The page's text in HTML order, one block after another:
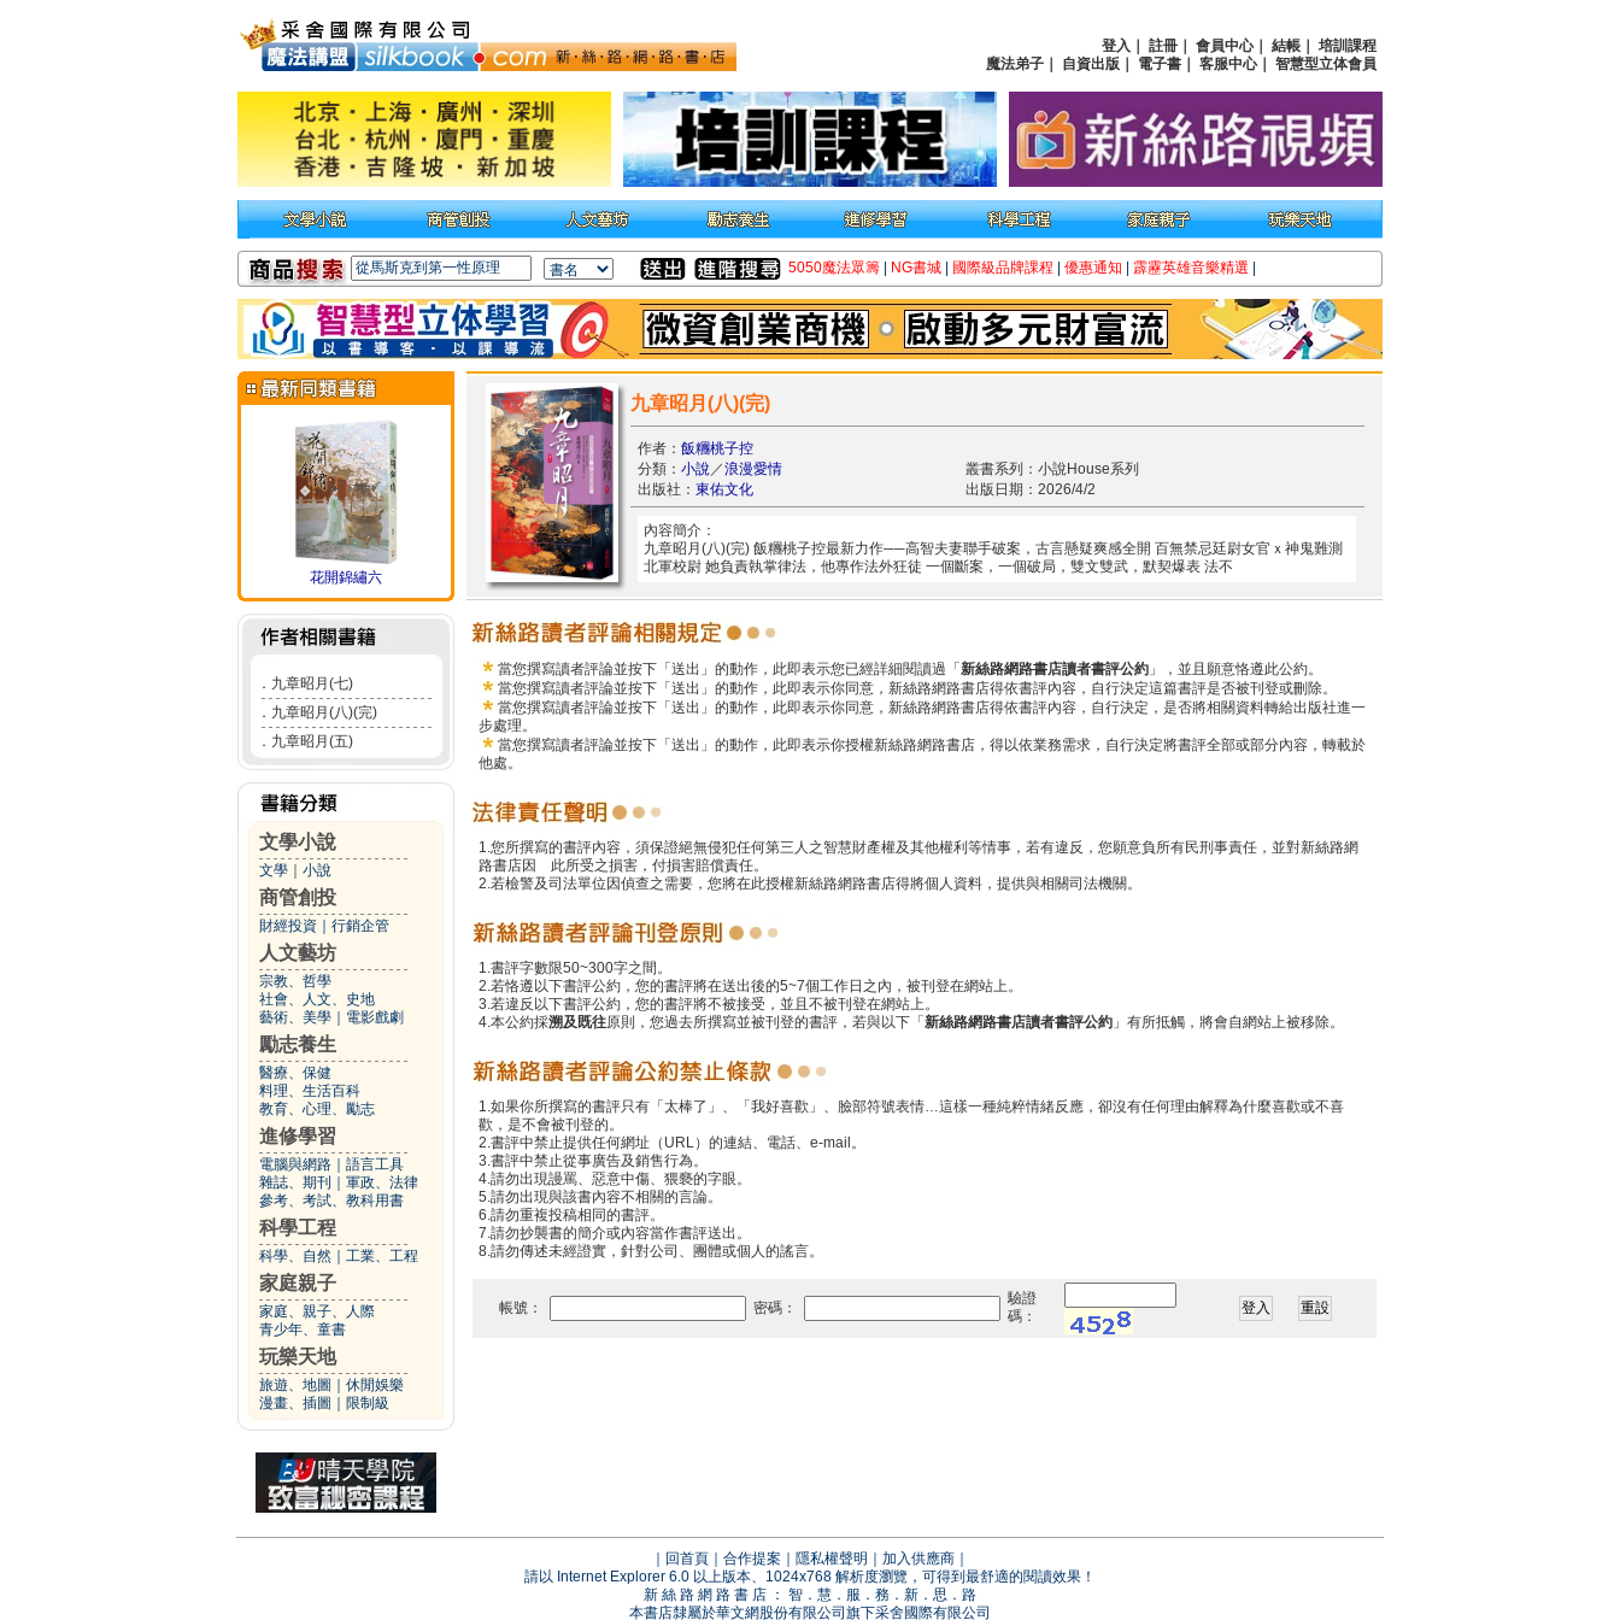
登入 註冊 會員中心｜ 結帳
培訓課程
魔法弟子
自資出版 電子書 客服中心｜ 智慧型立体會員
5050魔法眾籌 NG書城 國際級品牌課程 優惠通知 霹靂英雄音樂精選
花開錦繡六
． 九章昭月(七)
． 九章昭月(八)(完)
． 九章昭月(五)
文學小說
文學 小說
商管創投
財經投資 行銷企管
人文藝坊
宗教、哲學
社會、人文、史地
藝術、美學
電影戲劇
勵志養生
醫療、保健
料理、生活百科
教育、心理、勵志
進修學習
電腦與網路
語言工具
雜誌、期刊
軍政、法律
參考、考試、教科用書
科學工程
科學、自然 工業、工程
家庭親子
家庭、親子、人際
青少年、童書
玩樂天地
旅遊、地圖
休閒娛樂
漫畫、插圖
限制級
九章昭月(八)(完)
作者： 飯糰桃子控
分類： 小說／浪漫愛情
叢書系列：小說House系列
出版社： 東佑文化 出版日期：2026/4/2
內容簡介：
九章昭月(八)(完) 飯糰桃子控最新力作──高智夫妻聯手破案，古言懸疑爽感全開 百無禁忌廷尉女官ｘ神鬼難測
北軍校尉 她負責執掌律法，他專作法外狂徒 一個斷案，一個破局，雙文雙武，默契爆表 法不
當您撰寫讀者評論並按下「送出」的動作，此即表示您已經詳細閱讀過「 新絲路網路書店讀者書評公約 」，並且願意恪遵此公約。
當您撰寫讀者評論並按下「送出」的動作，此即表示你同意，新絲路網路書店得依書評內容，自行決定這篇書評是否被刊登或刪除。
當您撰寫讀者評論並按下「送出」的動作，此即表示你同意，新絲路網路書店得依書評內容，自行決定，是否將相關資料轉給出版社進一
步處理。
當您撰寫讀者評論並按下「送出」的動作，此即表示你授權新絲路網路書店，得以依業務需求，自行決定將書評全部或部分內容，轉載於
他處。
1.您所撰寫的書評內容，須保證絕無侵犯任何第三人之智慧財產權及其他權利等情事，若有違反，您願意負所有民刑事責任，並對新絲路網
路書店因 此所受之損害，付損害賠償責任。
2.若檢警及司法單位因偵查之需要，您將在此授權新絲路網路書店得將個人資料，提供與相關司法機關。
1.書評字數限50~300字之間。
2.若恪遵以下書評公約，您的書評將在送出後的5~7個工作日之內，被刊登在網站上。
3.若違反以下書評公約，您的書評將不被接受，並且不被刊登在網站上。
4.本公約採溯及既往原則，您過去所撰寫並被刊登的書評，若與以下「 新絲路網路書店讀者書評公約 」有所抵觸，將會自網站上被移除。
1.如果你所撰寫的書評只有「太棒了」、「我好喜歡」、臉部符號表情…這樣一種純粹情緒反應，卻沒有任何理由解釋為什麼喜歡或不喜
歡，是不會被刊登的。
2.書評中禁止提供任何網址（URL）的連結、電話、e-mail。
3.書評中禁止從事廣告及銷售行為。
4.請勿出現謾罵、惡意中傷、猥褻的字眼。
5.請勿出現與該書內容不相關的言論。
6.請勿重複投稿相同的書評。
7.請勿抄襲書的簡介或內容當作書評送出。
8.請勿傳述未經證實，針對公司、團體或個人的謠言。
帳號： 密碼：
驗證
碼：
回首頁 合作提案 隱私權聲明 加入供應商
請以 Internet Explorer 6.0 以上版本、1024x768 解析度瀏覽，可得到最舒適的閱讀效果！
新 絲 路 網 路 書 店 ： 智．慧．服．務．新．思．路
本書店隸屬於華文網股份有限公司旗下采舍國際有限公司